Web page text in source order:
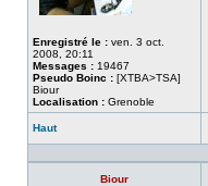
Enregistré le : ven. 3 oct.
2008, 20:11
Messages : 19467
Pseudo Boinc : [XTBA>TSA]
Biour
Localisation : Grenoble
Haut
Biour